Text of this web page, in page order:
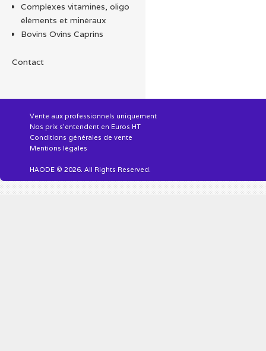
Complexes vitamines, oligo
éléments et minéraux
Bovins Ovins Caprins
Contact
Vente aux professionnels uniquement
Nos prix s'entendent en Euros HT
Conditions générales de vente
Mentions légales
HAODE © 2026. All Rights Reserved.